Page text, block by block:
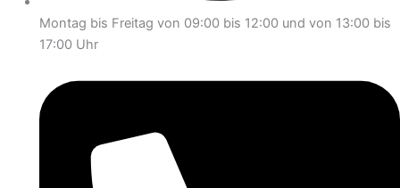
Montag bis Freitag von 09:00 bis 12:00 und von 13:00 bis
17:00 Uhr